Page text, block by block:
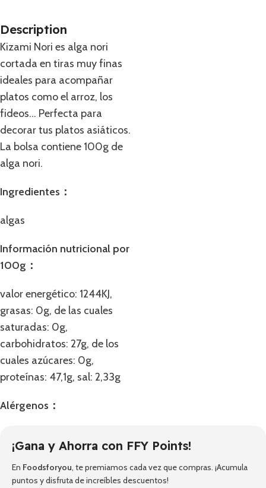
Description
Kizami Nori es alga nori
cortada en tiras muy finas
ideales para acompañar
platos como el arroz, los
fideos… Perfecta para
decorar tus platos asiáticos.
La bolsa contiene 100g de
alga nori.
Ingredientes：
algas
Información nutricional por
100g：
valor energético: 1244KJ,
grasas: 0g, de las cuales
saturadas: 0g,
carbohidratos: 27g, de los
cuales azúcares: 0g,
proteínas: 47,1g, sal: 2,33g
Alérgenos：
¡Gana y Ahorra con FFY Points!
En Foodsforyou, te premiamos cada vez que compras. ¡Acumula
puntos y disfruta de increíbles descuentos!